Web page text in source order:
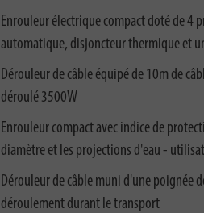
Enrouleur électrique compact doté de 4
automatique, disjoncteur thermique et
Dérouleur de câble équipé de 10m de
déroulé 3500W
Enrouleur compact avec indice de
diamètre et les projections d'eau -
Dérouleur de câble muni d'une poignée
déroulement durant le transport